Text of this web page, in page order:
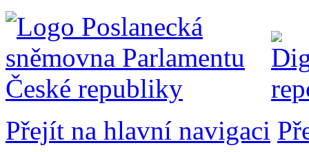
Přejít na hlavní navigaci